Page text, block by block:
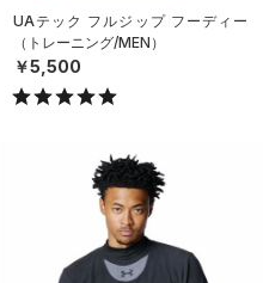
UAテック フルジップ フーディー
（トレーニング/MEN）
￥5,500